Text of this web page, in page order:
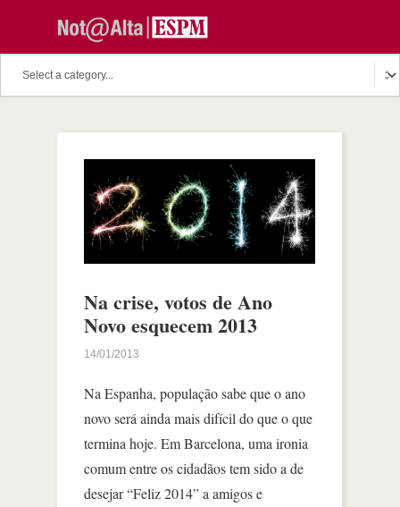
Na crise, votos de Ano
Novo esquecem 2013
14/01/2013
Na Espanha, população sabe que o ano
novo será ainda mais difícil do que o que
termina hoje. Em Barcelona, uma ironia
comum entre os cidadãos tem sido a de
desejar “Feliz 2014” a amigos e